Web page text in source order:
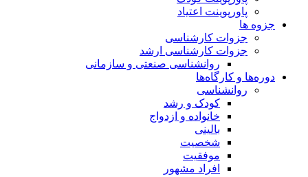
پاورپوینت اعتیاد
جزوه ها
جزوات کارشناسی
جزوات کارشناسی ارشد
روانشناسی صنعتی و سازمانی
دوره‌ها و کارگاه‌ها
روانشناسی
کودک و رشد
خانواده و ازدواج
بالینی
شخصیت
موفقیت
افراد مشهور